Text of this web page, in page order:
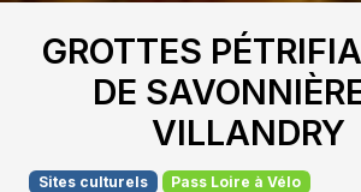
GROTTES
DE
VILLANDRY
Sites culturels Pass Loire à Vélo